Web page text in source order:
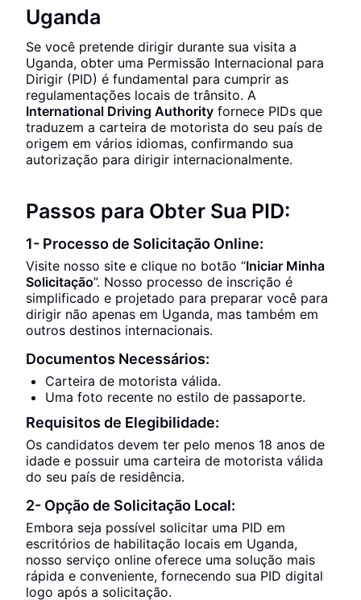
Uganda
Se você pretende dirigir durante sua visita a
Uganda, obter uma Permissão Internacional para
Dirigir (PID) é fundamental para cumprir as
regulamentações locais de trânsito. A
International Driving Authority fornece PIDs que
traduzem a carteira de motorista do seu país de
origem em vários idiomas, confirmando sua
autorização para dirigir internacionalmente.
Passos para Obter Sua PID:
1- Processo de Solicitação Online:
Visite nosso site e clique no botão “Iniciar Minha
Solicitação”. Nosso processo de inscrição é
simplificado e projetado para preparar você para
dirigir não apenas em Uganda, mas também em
outros destinos internacionais.
Documentos Necessários:
Carteira de motorista válida.
Uma foto recente no estilo de passaporte.
Requisitos de Elegibilidade:
Os candidatos devem ter pelo menos 18 anos de
idade e possuir uma carteira de motorista válida
do seu país de residência.
2- Opção de Solicitação Local:
Embora seja possível solicitar uma PID em
escritórios de habilitação locais em Uganda,
nosso serviço online oferece uma solução mais
rápida e conveniente, fornecendo sua PID digital
logo após a solicitação.